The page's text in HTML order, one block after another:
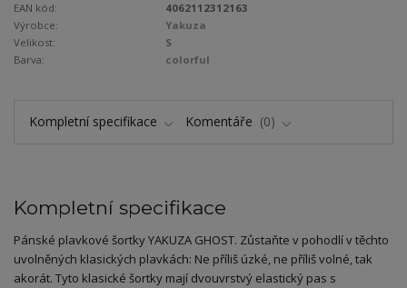
EAN kód:
4062112312163
Výrobce:
Yakuza
Velikost:
S
Barva:
colorful
Kompletní specifikace Komentáře 0
Kompletní specifikace
Pánské plavkové šortky YAKUZA GHOST. Zůstaňte v pohodlí v těchto
uvolněných klasických plavkách: Ne příliš úzké, ne příliš volné, tak
akorát. Tyto klasické šortky mají dvouvrstvý elastický pas s